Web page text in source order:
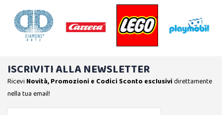
ISCRIVITI ALLA NEWSLETTER
Ricevi Novità, Promozioni e Codici Sconto esclusividirettamente
nella tua email!